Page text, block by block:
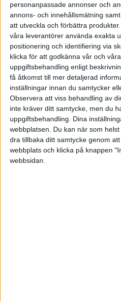
personanpassade annonser och
annons- och innehållsmätning
att utveckla och förbättra produkter.
våra leverantörer använda exakta
positionering och identifiering via
klicka för att godkänna vår och
uppgiftsbehandling enligt
få åtkomst till mer detaljerad
inställningar innan du samtycker
Observera att viss behandling av
inte kräver ditt samtycke, men du
uppgiftsbehandling. Dina
webbplatsen. Du kan när som
dra tillbaka ditt samtycke genom
webbplats och klicka på knappen
webbsidan.
Listan, som bygger på data
Transport Association, rankar
definierar "visumfri" som
eller där enklare dokument,
räcker.
USA och
Arabemiraten